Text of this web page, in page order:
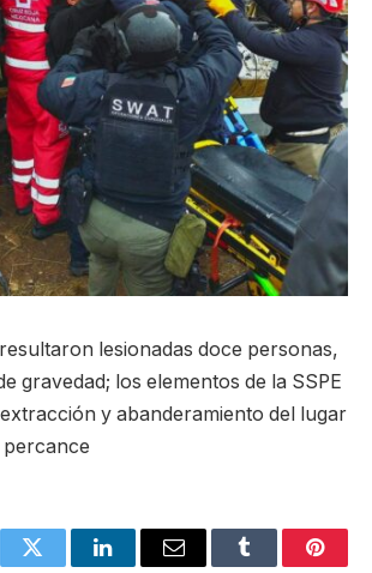
lesionadas doce personas,
gravedad; los elementos de la SSPE
y abanderamiento del lugar
Twitter LinkedInEmail Tumblr